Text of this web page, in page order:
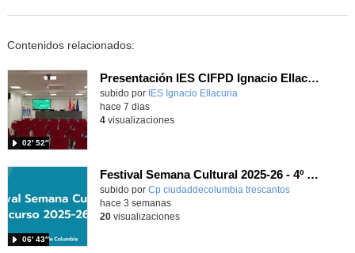
Contenidos relacionados:
Presentación IES CIFPD Ignacio Ellacuría
Contenido educativo.
subido por IES Ignacio Ellacuria
02′ 52″
hace 7 dias
4visualizaciones
Festival Semana Cultural 2025-26 - 4º de Primaria
subido por Cp ciudaddecolumbia trescantos
06′ 43″
-
hace 3 semanas
20visualizaciones